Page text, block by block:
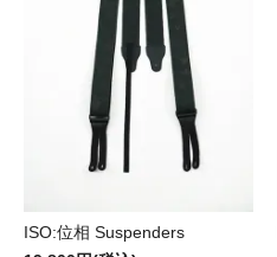
ISO:位相 Suspenders